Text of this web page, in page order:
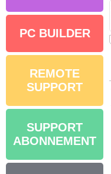
PC BUILDER
REMOTE
SUPPORT
SUPPORT
ABONNEMENT